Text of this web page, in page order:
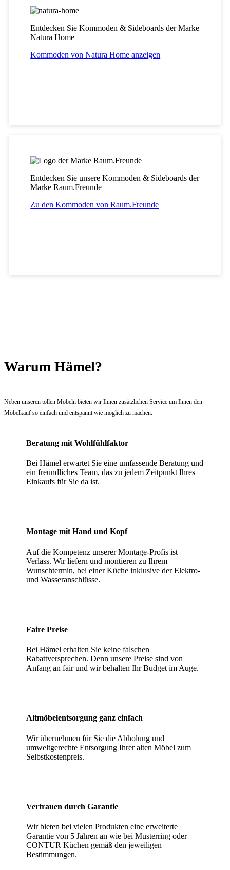
Entdecken Sie Kommoden & Sideboards der Marke
Natura Home
Kommoden von Natura Home anzeigen
Entdecken Sie unsere Kommoden & Sideboards der
Marke Raum.Freunde
Zu den Kommoden von Raum.Freunde
Warum Hämel?
Neben unseren tollen Möbeln bieten wir Ihnen zusätzlichen Service um Ihnen den
Möbelkauf so einfach und entspannt wie möglich zu machen.
Beratung mit Wohlfühlfaktor
Bei Hämel erwartet Sie eine umfassende Beratung und
ein freundliches Team, das zu jedem Zeitpunkt Ihres
Einkaufs für Sie da ist.
Montage mit Hand und Kopf
Auf die Kompetenz unserer Montage-Profis ist
Verlass. Wir liefern und montieren zu Ihrem
Wunschtermin, bei einer Küche inklusive der Elektro-
und Wasseranschlüsse.
Faire Preise
Bei Hämel erhalten Sie keine falschen
Rabattversprechen. Denn unsere Preise sind von
Anfang an fair und wir behalten Ihr Budget im Auge.
Altmöbelentsorgung ganz einfach
Wir übernehmen für Sie die Abholung und
umweltgerechte Entsorgung Ihrer alten Möbel zum
Selbstkostenpreis.
Vertrauen durch Garantie
Wir bieten bei vielen Produkten eine erweiterte
Garantie von 5 Jahren an wie bei Musterring oder
CONTUR Küchen gemäß den jeweiligen
Bestimmungen.